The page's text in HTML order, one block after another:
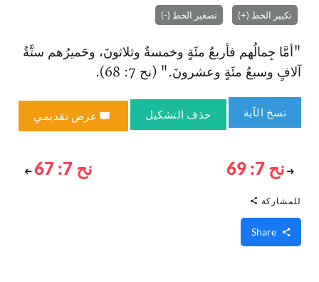
تكبير الخط (+) تصغير الخط (-)
"أمَّا جِمالُهم فأربعُ مئَةٍ وخمسةٌ وثلاثونَ، وحَميرُهم ستَّةُ
آلافٍ وسبعُ مئَةٍ وعشرونَ‌." (نح 7: 68).
نسخ الآية حذف التشكيل عرض تقديمي
نح 7: 69 نح 7: 67
للمشاركة